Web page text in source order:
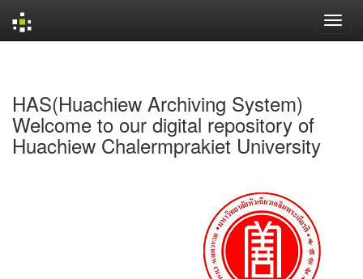
HAS(Huachiew Archiving System)
Welcome to our digital repository of
Huachiew Chalermprakiet University